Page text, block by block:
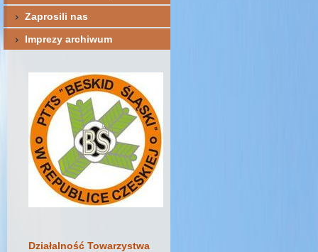
Zaprosili nas
Imprezy archiwum
Działalność Towarzystwa